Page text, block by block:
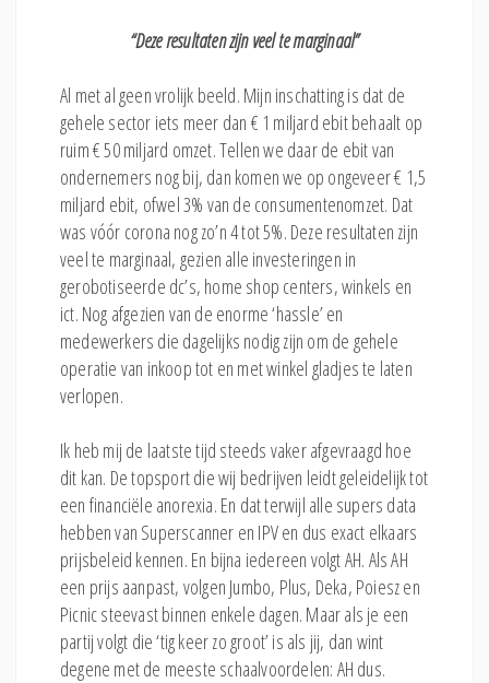
“Deze resultaten zijn veel te marginaal”
Al met al geen vrolijk beeld. Mijn inschatting is dat de
gehele sector iets meer dan € 1 miljard ebit behaalt op
ruim € 50 miljard omzet. Tellen we daar de ebit van
ondernemers nog bij, dan komen we op ongeveer € 1,5
miljard ebit, ofwel 3% van de consumentenomzet. Dat
was vóór corona nog zo’n 4 tot 5%. Deze resultaten zijn
veel te marginaal, gezien alle investeringen in
gerobotiseerde dc’s, home shop centers, winkels en
ict. Nog afgezien van de enorme ‘hassle’ en
medewerkers die dagelijks nodig zijn om de gehele
operatie van inkoop tot en met winkel gladjes te laten
verlopen.
Ik heb mij de laatste tijd steeds vaker afgevraagd hoe
dit kan. De topsport die wij bedrijven leidt geleidelijk tot
een financiële anorexia. En dat terwijl alle supers data
hebben van Superscanner en IPV en dus exact elkaars
prijsbeleid kennen. En bijna iedereen volgt AH. Als AH
een prijs aanpast, volgen Jumbo, Plus, Deka, Poiesz en
Picnic steevast binnen enkele dagen. Maar als je een
partij volgt die ‘tig keer zo groot’ is als jij, dan wint
degene met de meeste schaalvoordelen: AH dus.